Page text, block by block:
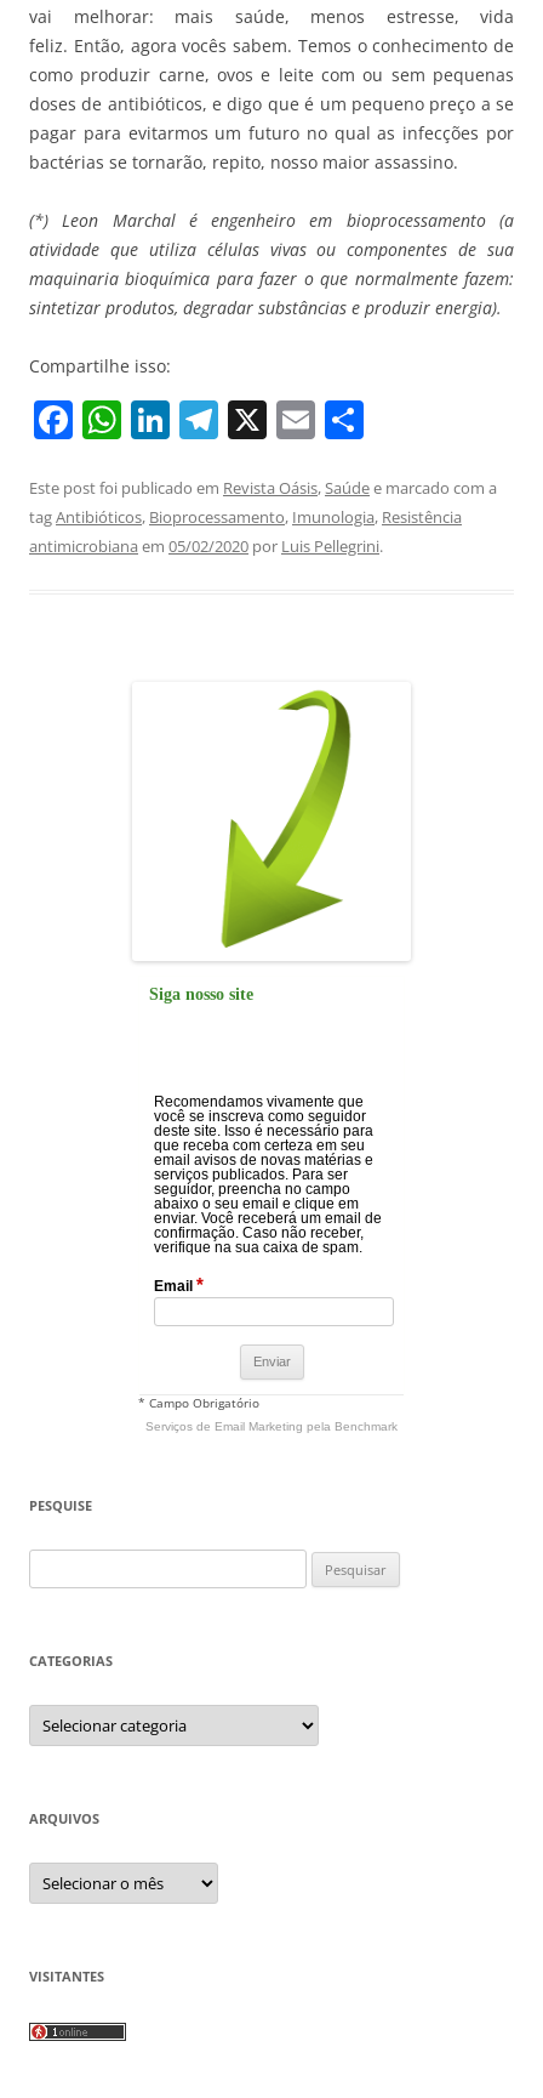
vai melhorar: mais saúde, menos estresse, vida
feliz. Então, agora vocês sabem. Temos o conhecimento de
como produzir carne, ovos e leite com ou sem pequenas
doses de antibióticos, e digo que é um pequeno preço a se
pagar para evitarmos um futuro no qual as infecções por
bactérias se tornarão, repito, nosso maior assassino.
(*) Leon Marchal é engenheiro em bioprocessamento (a
atividade que utiliza células vivas ou componentes de sua
maquinaria bioquímica para fazer o que normalmente fazem:
sintetizar produtos, degradar substâncias e produzir energia).
Compartilhe isso:
F
c
e
W
at
s
Li
k
e
T
e
gr
X E
ai
l
ar
e
Este post foi publicado em Revista Oásis, Saúdee marcado com a
tagAntibióticos, Bioprocessamento, Imunologia, Resistência
antimicrobiana em 05/02/2020 por Luis Pellegrini.
Siga nosso site
Recomendamos vivamente que
você se inscreva como seguidor
deste site. Isso é necessário para
que receba com certeza em seu
email avisos de novas matérias e
serviços publicados. Para ser
seguidor, preencha no campo
abaixo o seu email e clique em
enviar. Você receberá um email de
confirmação. Caso não receber,
verifique na sua caixa de spam.
Email *
* Campo Obrigatório
Serviços de Email Marketing pela Benchmark
PESQUISE
por:
CATEGORIAS
Categorias
ARQUIVOS
Arquivos
VISITANTES